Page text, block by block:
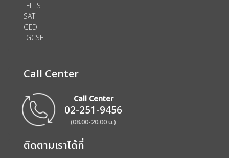
IELTS
SAT
GED
IGCSE
Call Center
Call Center
02-251-9456
(08.00-20.00 น.)
ติดตามเราได้ที่